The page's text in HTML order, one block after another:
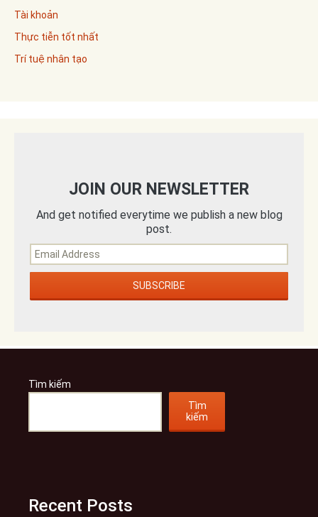
Tài khoản
Thực tiễn tốt nhất
Trí tuệ nhân tạo
JOIN OUR NEWSLETTER
And get notified everytime we publish a new blog
post.
Tìm kiếm
Tìm
kiếm
Recent Posts